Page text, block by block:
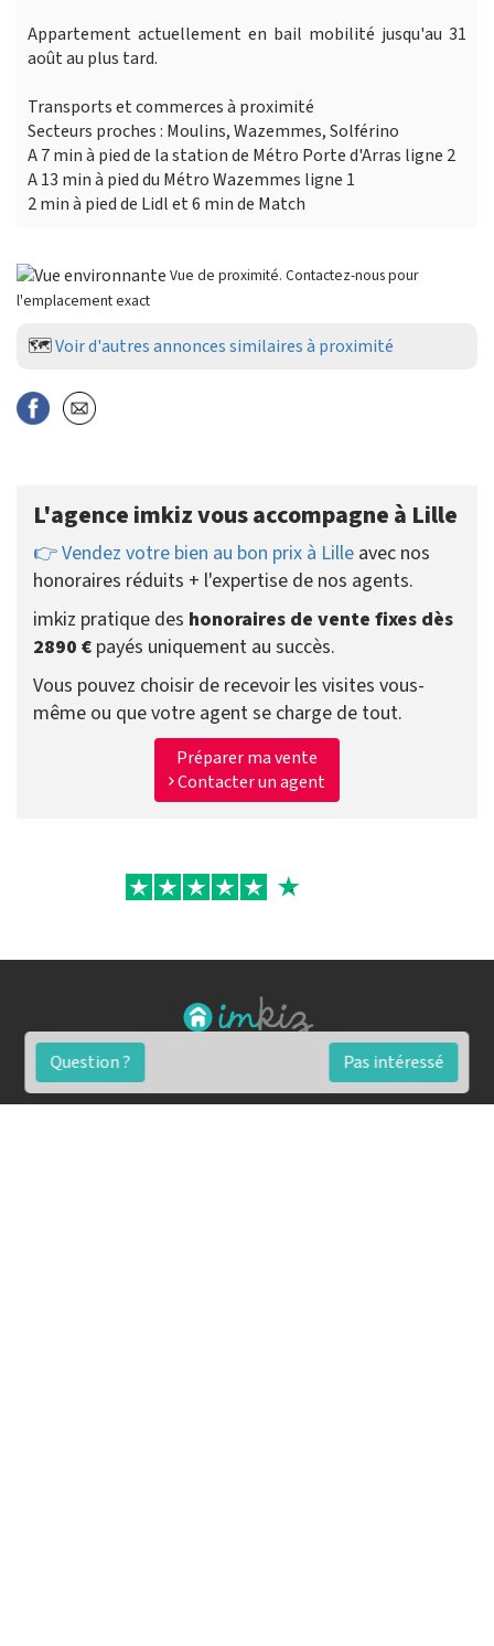
Appartement actuellement en bail mobilité jusqu'au 31
août au plus tard.
Transports et commerces à proximité
Secteurs proches : Moulins, Wazemmes, Solférino
A 7 min à pied de la station de Métro Porte d'Arras ligne 2
A 13 min à pied du Métro Wazemmes ligne 1
2 min à pied de Lidl et 6 min de Match
Vue de proximité. Contactez-nous pour
l'emplacement exact
🗺️Voir d'autres annonces similaires à proximité
Question ? Pas intéressé
L'agence imkiz vous accompagne à Lille
👉 Vendez votre bien au bon prix à Lille avec nos
honoraires réduits + l'expertise de nos agents.
imkiz pratique des honoraires de vente fixes dès
2890 € payés uniquement au succès.
Vous pouvez choisir de recevoir les visites vous-
même ou que votre agent se charge de tout.
Préparer ma vente
Contacter un agent